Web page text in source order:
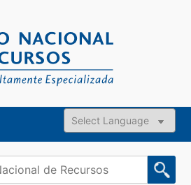
Powered by